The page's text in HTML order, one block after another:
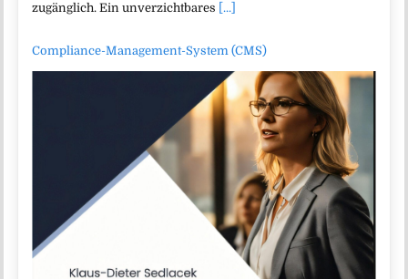
zugänglich. Ein unverzichtbares [...]
Compliance-Management-System (CMS)